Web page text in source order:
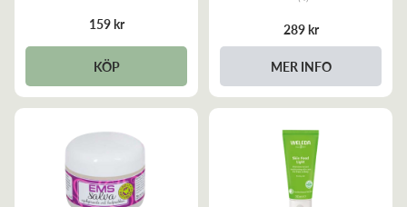
159 kr
KÖP
289 kr
MER INFO